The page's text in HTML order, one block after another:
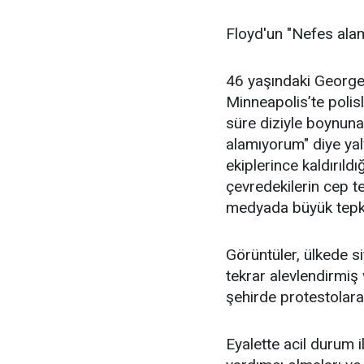
Floyd'un "Nefes
46 yaşındaki
Minneapolis’te
süre diziyle
alamıyorum" diye
ekiplerince
çevredekilerin cep
medyada büyük
Görüntüler, ülkede
tekrar
şehirde protestolara
Eyalette acil durum